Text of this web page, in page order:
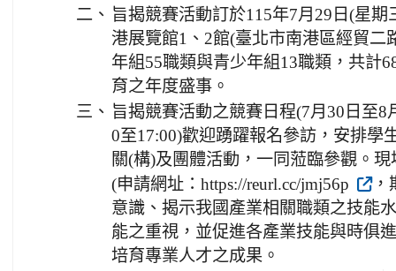
二、 旨揭競賽活動訂於115年7月29日(星
港展覽館1、2館(臺北市南港區經貿二
年組55職類與青少年組13職類，共計
育之年度盛事。
三、 旨揭競賽活動之競賽日程(7月30日至
0至17:00)歡迎踴躍報名參訪，安排學
關(構)及團體活動，一同蒞臨參觀。
(申請網址：https://reurl.cc/jmj56p
，
意識、揭示我國產業相關職類之技能
能之重視，並促進各產業技能與時俱
培育專業人才之成果。